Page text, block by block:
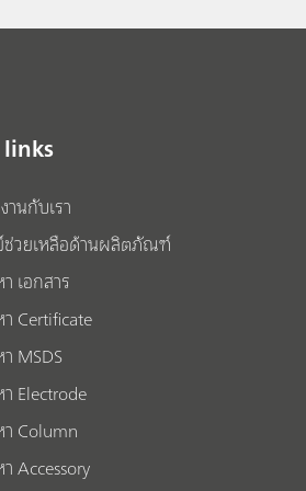
านกับเรา
วยเหลือด้านผลิตภัณฑ์
เอกสาร
Certificate
MSDS
Electrode
Column
Accessory